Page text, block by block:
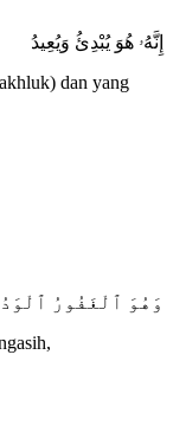
إِنَّهُۥ هُوَ يُبْدِئُ وَيُعِيدُ
dan yang
وَهُوَ ٱلْغَفُورُ